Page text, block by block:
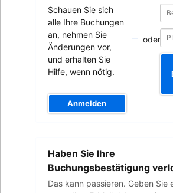
Schauen Sie sich
alle Ihre Buchungen
an, nehmen Sie
Änderungen vor,
und erhalten Sie
Hilfe, wenn nötig.
Anmelden
oder
Haben Sie Ihre
Buchungsbestätigung
Das kann passieren. Geben Sie
Adresse